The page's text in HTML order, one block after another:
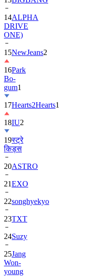
14ALPHA
DRIVE
ONE)
15NewJeans2
16Park
Bo-
gum1
17Hearts2Hearts1
18IU2
19स्ट्रे
किड्स
20ASTRO
21EXO
22songhyekyo
23TXT
24Suzy
25Jang
Won-
young